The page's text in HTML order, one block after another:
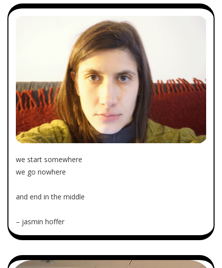
we start somewhere
we go nowhere
and end in the middle
– jasmin hoffer